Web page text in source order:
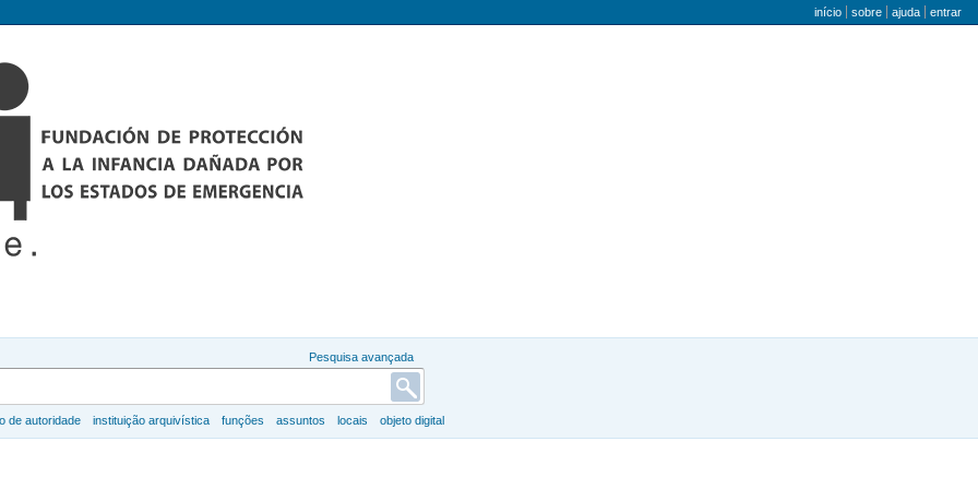
menu do utilizador
início sobre ajuda entrar
Pesquisa avançada
de autoridade instituição arquivística funções assuntos locais objeto digital